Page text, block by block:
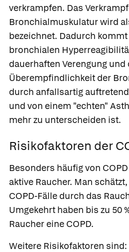
verkrampfen. Das
Bronchialmuskulatur wird
bezeichnet. Dadurch kommt
bronchialen
dauerhaften Verengung und
Überempfindlichkeit der
durch anfallsartig
und von einem "echten"
mehr zu unterscheiden ist.
Risikofaktoren der
Besonders häufig von
aktive Raucher. Man
COPD-Fälle durch das
Umgekehrt haben bis zu 50
Raucher eine COPD.
Weitere Risikofaktoren sind: